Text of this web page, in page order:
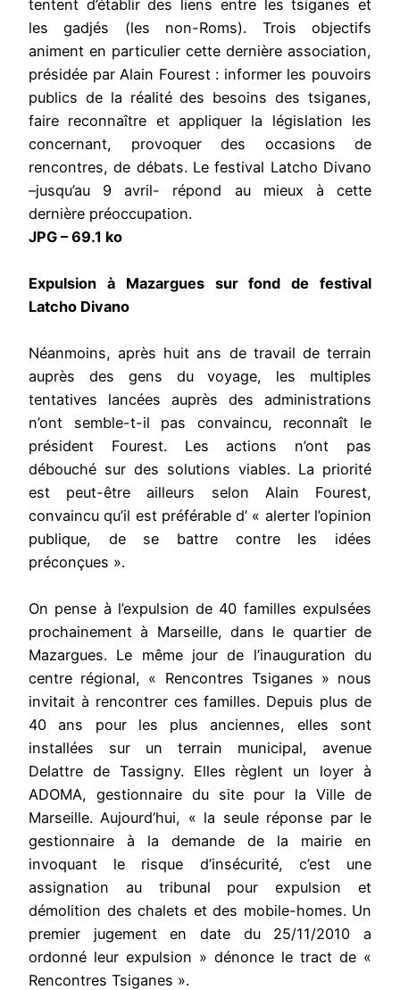
tentent d’établir des liens entre les tsiganes et
les gadjés (les non-Roms). Trois objectifs
animent en particulier cette dernière association,
présidée par Alain Fourest : informer les pouvoirs
publics de la réalité des besoins des tsiganes,
faire reconnaître et appliquer la législation les
concernant, provoquer des occasions de
rencontres, de débats. Le festival Latcho Divano
–jusqu’au 9 avril- répond au mieux à cette
dernière préoccupation.
JPG – 69.1 ko
Expulsion à Mazargues sur fond de festival
Latcho Divano
Néanmoins, après huit ans de travail de terrain
auprès des gens du voyage, les multiples
tentatives lancées auprès des administrations
n’ont semble-t-il pas convaincu, reconnaît le
président Fourest. Les actions n’ont pas
débouché sur des solutions viables. La priorité
est peut-être ailleurs selon Alain Fourest,
convaincu qu’il est préférable d’ « alerter l’opinion
publique, de se battre contre les idées
préconçues ».
On pense à l’expulsion de 40 familles expulsées
prochainement à Marseille, dans le quartier de
Mazargues. Le même jour de l’inauguration du
centre régional, « Rencontres Tsiganes » nous
invitait à rencontrer ces familles. Depuis plus de
40 ans pour les plus anciennes, elles sont
installées sur un terrain municipal, avenue
Delattre de Tassigny. Elles règlent un loyer à
ADOMA, gestionnaire du site pour la Ville de
Marseille. Aujourd’hui, « la seule réponse par le
gestionnaire à la demande de la mairie en
invoquant le risque d’insécurité, c’est une
assignation au tribunal pour expulsion et
démolition des chalets et des mobile-homes. Un
premier jugement en date du 25/11/2010 a
ordonné leur expulsion » dénonce le tract de «
Rencontres Tsiganes ».